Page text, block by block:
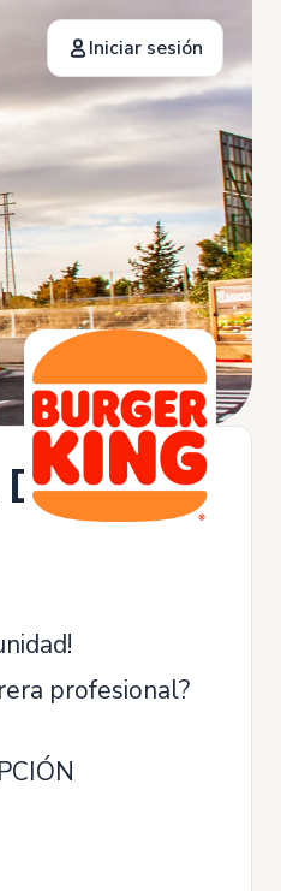
Iniciar sesión
LA
profesional?